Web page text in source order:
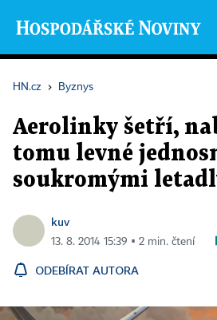
HN.cz › Byznys
Aerolinky šetří,
tomu levné
soukromými
kuv
13. 8. 2014 15:39 ▪ 2 min. čtení
ODEBÍRAT AUTORA